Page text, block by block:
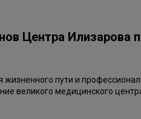
Центра Илизарова
пути и
великого медицинского